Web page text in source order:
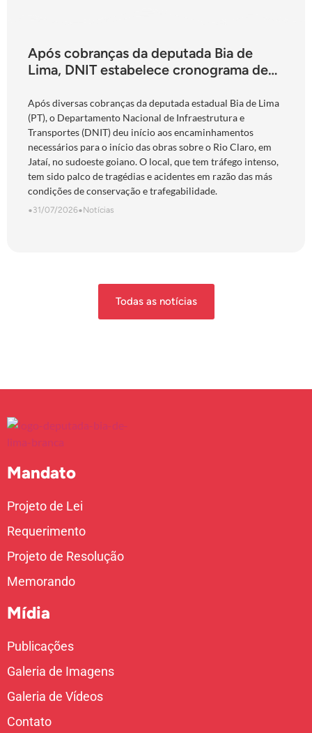
Após cobranças da deputada Bia de
Lima, DNIT estabelece cronograma de
Jataí
Após diversas cobranças da deputada estadual Bia de Lima
(PT), o Departamento Nacional de Infraestrutura e
Transportes (DNIT) deu início aos encaminhamentos
necessários para o início das obras sobre o Rio Claro, em
Jataí, no sudoeste goiano. O local, que tem tráfego intenso,
tem sido palco de tragédias e acidentes em razão das más
condições de conservação e trafegabilidade.
•31/07/2026•Notícias
Todas as notícias
Mandato
Projeto de Lei
Requerimento
Projeto de Resolução
Memorando
Mídia
Publicações
Galeria de Imagens
Galeria de Vídeos
Contato